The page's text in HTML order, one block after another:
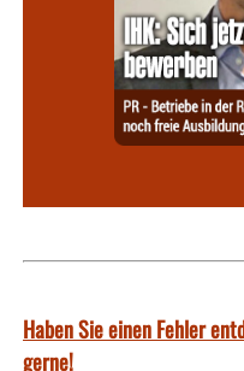
Haben Sie einen Fehler
gerne!